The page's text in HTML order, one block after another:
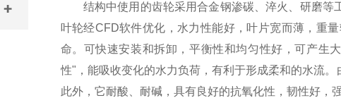
结构中使用的齿轮采用合金钢渗碳、淬火、研磨等
叶轮经CFD软件优化，水力性能好，叶片宽而薄，重
命。可快速安装和拆卸，平衡性和均匀性好，可产生
性"，能吸收变化的水力负荷，有利于形成柔和的水流
此外，它耐酸、耐碱，具有良好的抗氧化性，韧性好，